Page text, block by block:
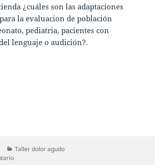
¿cuáles son las adaptaciones
la evaluacion de población
pediatria, pacientes con
lenguaje o audición?.
Taller dolor agudo